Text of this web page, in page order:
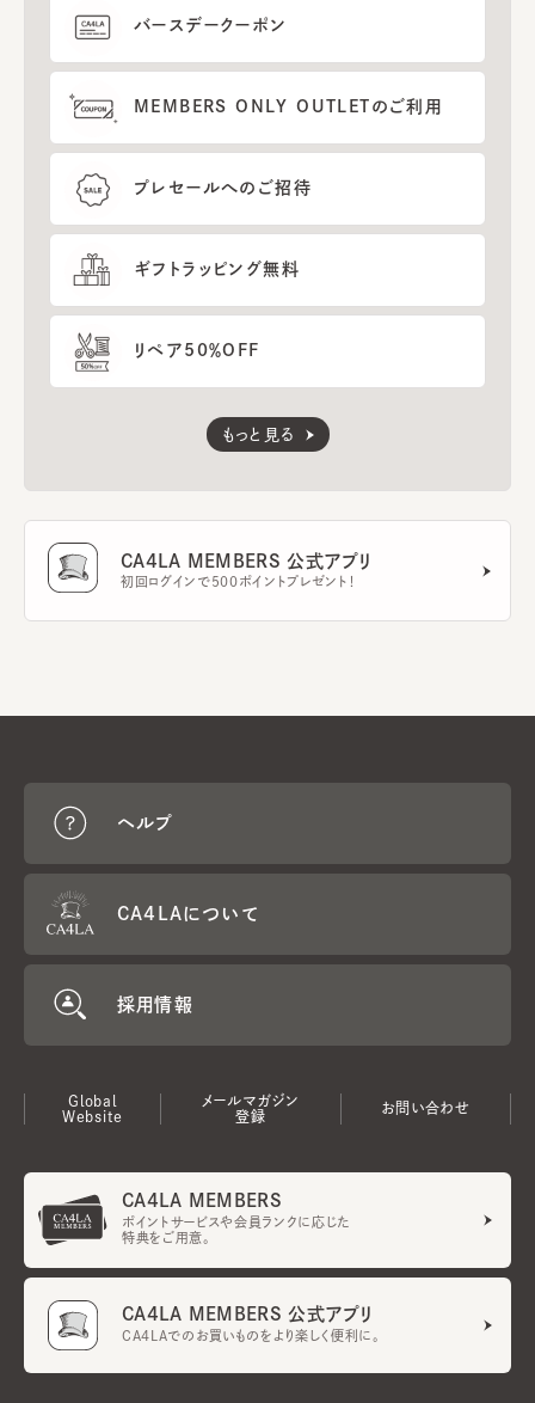
バースデークーポン
MEMBERS ONLY OUTLETのご利用
プレセールへのご招待
ギフトラッピング無料
リペア50％OFF
もっと見る
CA4LA MEMBERS 公式アプリ
初回ログインで500ポイントプレゼント！
ヘルプ
CA4LAについて
採用情報
Global
Website
メールマガジン
登録
お問い合わせ
CA4LA MEMBERS
ポイントサービスや会員ランクに応じた
特典をご用意。
CA4LA MEMBERS 公式アプリ
CA4LAでのお買いものをより楽しく便利に。